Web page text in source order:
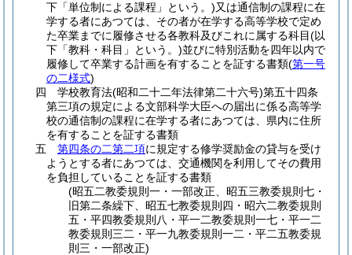
下「単位制による課程」という。)又は通信制の課程に在
学する者にあつては、その者が在学する高等学校で定め
た卒業までに履修させる各教科及びこれに属する科目(以
下「教科・科目」という。)並びに特別活動を四年以内で
履修して卒業する計画を有することを証する書類(第一号
の二様式)
四
学校教育法(昭和二十二年法律第二十六号)第五十四条
第三項の規定による文部科学大臣への届出に係る高等学
校の通信制の課程に在学する者にあつては、県内に住所
を有することを証する書類
五
第四条の二第二項に規定する修学奨励金の貸与を受け
ようとする者にあつては、交通機関を利用してその費用
を負担していることを証する書類
(昭五二教委規則一・一部改正、昭五三教委規則七・
旧第二条繰下、昭五七教委規則四・昭六二教委規則
五・平四教委規則八・平一二教委規則一七・平一二
教委規則三二・平一九教委規則一二・平二五教委規
則三・一部改正)